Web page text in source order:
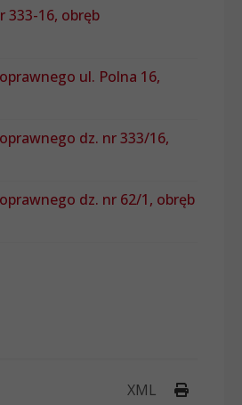
333-16, obręb
ul. Polna 16,
dz. nr 333/16,
dz. nr 62/1, obręb
XML Drukuj